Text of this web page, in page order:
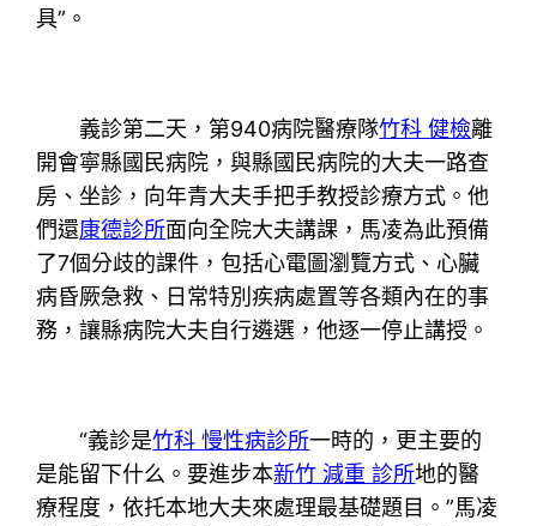
具”。
義診第二天，第940病院醫療隊竹科 健檢離
開會寧縣國民病院，與縣國民病院的大夫一路查
房、坐診，向年青大夫手把手教授診療方式。他
們還康德診所面向全院大夫講課，馬凌為此預備
了7個分歧的課件，包括心電圖瀏覽方式、心臟
病昏厥急救、日常特別疾病處置等各類內在的事
務，讓縣病院大夫自行遴選，他逐一停止講授。
“義診是竹科 慢性病診所一時的，更主要的
是能留下什么。要進步本新竹 減重 診所地的醫
療程度，依托本地大夫來處理最基礎題目。”馬凌